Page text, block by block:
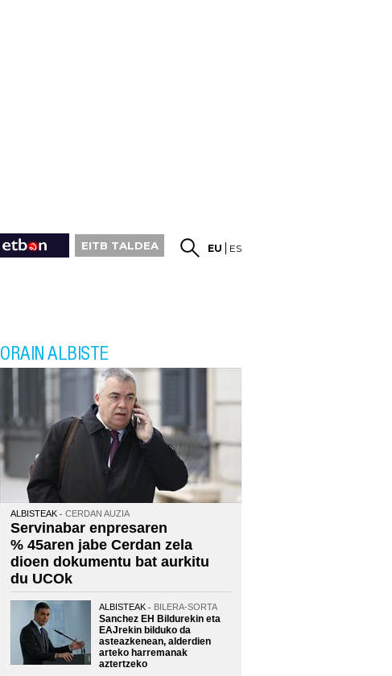
EITB TALDEA EU ES
ORAIN ALBISTE
ALBISTEAK CERDAN AUZIA
Servinabar enpresaren
% 45aren jabe Cerdan zela
dioen dokumentu bat aurkitu
du UCOk
ALBISTEAK BILERA-SORTA
Sanchez EH Bildurekin eta
EAJrekin bilduko da
asteazkenean, alderdien
arteko harremanak
aztertzeko